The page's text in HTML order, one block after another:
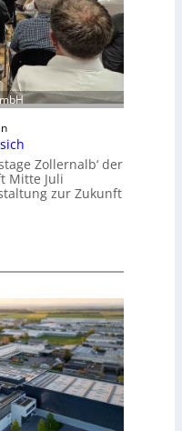
Zollernalb‘ der
Mitte Juli
zur Zukunft